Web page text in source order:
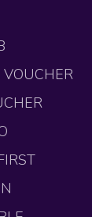
VOUCHER